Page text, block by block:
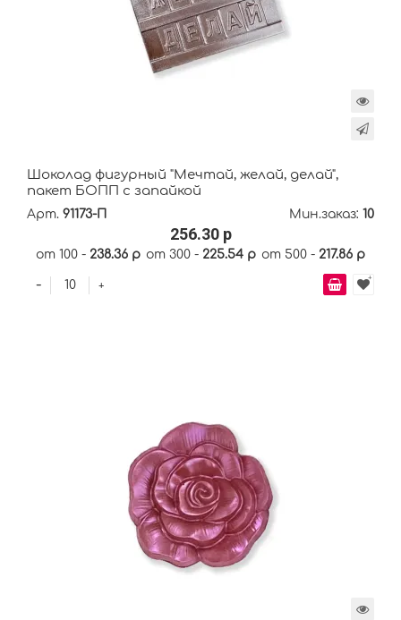
Шоколад фигурный "Мечтай, желай, делай",
пакет БОПП с запайкой
Арт. 91173-П Мин.заказ: 10
256.30 р
от 100 - 238.36 р от 300 - 225.54 р от 500 - 217.86 р
+
-